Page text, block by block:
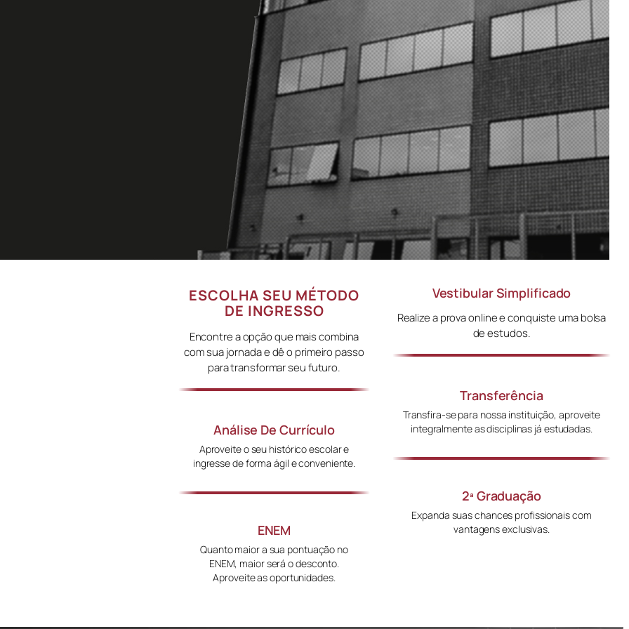
ESCOLHA SEU MÉTODO
DE INGRESSO
Encontre a opção que mais combina
com sua jornada e dê o primeiro passo
para transformar seu futuro.
Análise De Currículo
Aproveite o seu histórico escolar e
ingresse de forma ágil e conveniente.
ENEM
Quanto maior a sua pontuação no
ENEM, maior será o desconto.
Aproveite as oportunidades.
Vestibular Simplificado
Realize a prova online e conquiste uma bolsa
de estudos.
Transferência
Transfira-se para nossa instituição, aproveite
integralmente as disciplinas já estudadas.
2ª Graduação
Expanda suas chances profissionais com
vantagens exclusivas.